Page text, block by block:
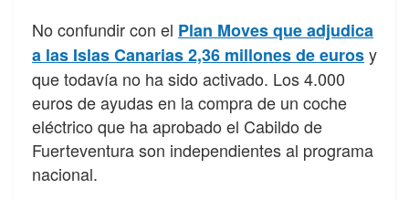
No confundir con el Plan Moves que adjudica
a las Islas Canarias 2,36 millones de eurosy
que todavía no ha sido activado. Los 4.000
euros de ayudas en la compra de un coche
eléctrico que ha aprobado el Cabildo de
Fuerteventura son independientes al programa
nacional.